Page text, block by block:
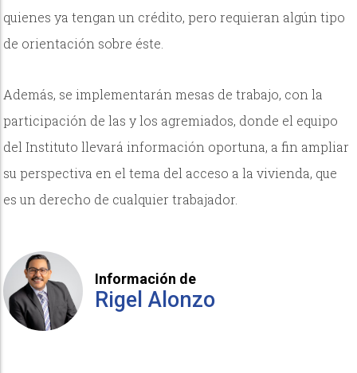
quienes ya tengan un crédito, pero requieran algún tipo
de orientación sobre éste.
Además, se implementarán mesas de trabajo, con la
participación de las y los agremiados, donde el equipo
del Instituto llevará información oportuna, a fin ampliar
su perspectiva en el tema del acceso a la vivienda, que
es un derecho de cualquier trabajador.
Información de
Rigel Alonzo